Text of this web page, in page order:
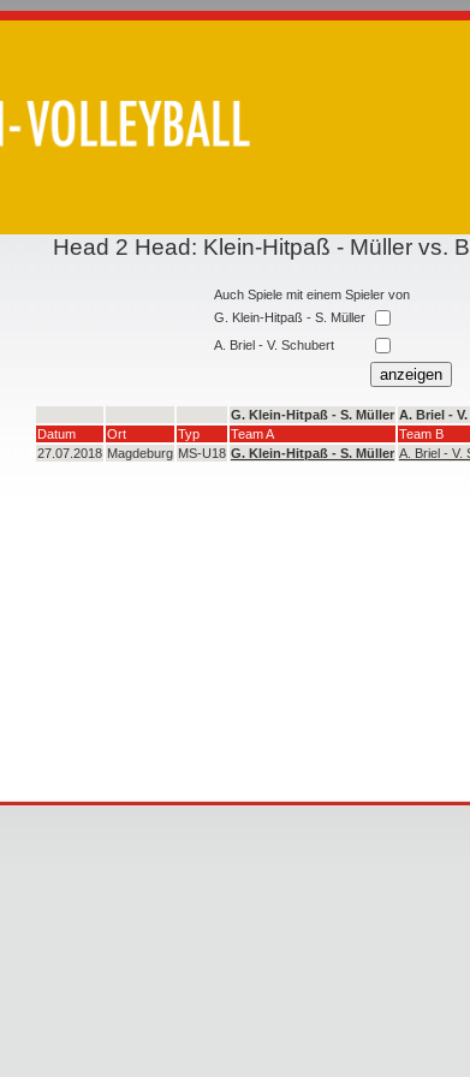
Head 2 Head: Klein-Hitpaß - Müller vs.
Auch Spiele mit einem Spieler von
G. Klein-Hitpaß - S. Müller
A. Briel - V. Schubert
G. Klein-Hitpaß - S. Müller A. Briel -
Datum
Ort Typ Team A Team B
27.07.2018 Magdeburg MS-U18 G. Klein-Hitpaß - S. Müller A. Briel - V.